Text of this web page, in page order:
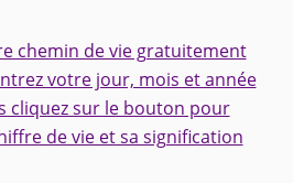
chemin de vie gratuitement
votre jour, mois et année
cliquez sur le bouton pour
de vie et sa signification